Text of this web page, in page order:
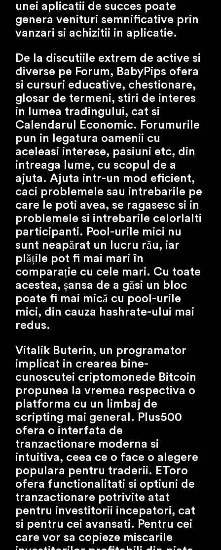
unei aplicatii de succes poate
genera venituri semnificative prin
vanzari si achizitii in aplicatie.
De la discutiile extrem de active si
diverse pe Forum, BabyPips ofera
si cursuri educative, chestionare,
glosar de termeni, stiri de interes
in lumea tradingului, cat si
Calendarul Economic. Forumurile
pun in legatura oamenii cu
aceleasi interese, pasiuni etc, din
intreaga lume, cu scopul de a
ajuta. Ajuta intr-un mod eficient,
caci problemele sau intrebarile pe
care le poti avea, se ragasesc si in
problemele si intrebarile celorlalti
participanti. Pool-urile mici nu
sunt neapărat un lucru rău, iar
plățile pot fi mai mari în
comparație cu cele mari. Cu toate
acestea, șansa de a găsi un bloc
poate fi mai mică cu pool-urile
mici, din cauza hashrate-ului mai
redus.
Vitalik Buterin, un programator
implicat in crearea bine-
cunoscutei criptomonede Bitcoin
propunea la vremea respectiva o
platforma cu un limbaj de
scripting mai general. Plus500
ofera o interfata de
tranzactionare moderna si
intuitiva, ceea ce o face o alegere
populara pentru traderii. EToro
ofera functionalitati si optiuni de
tranzactionare potrivite atat
pentru investitorii incepatori, cat
si pentru cei avansati. Pentru cei
care vor sa copieze miscarile